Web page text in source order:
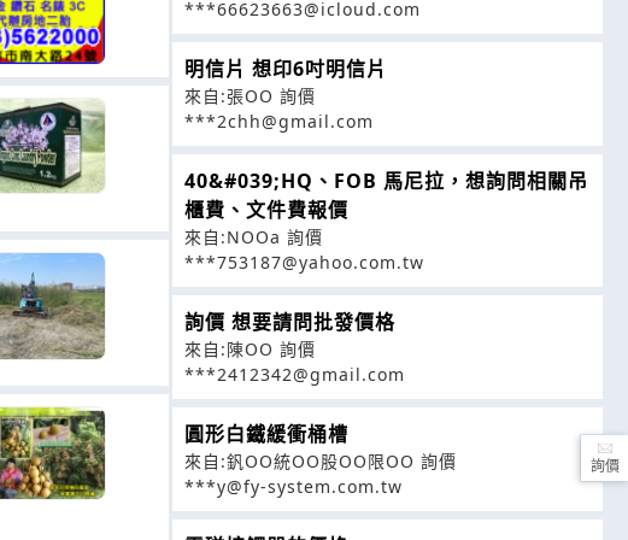
***66623663@icloud.com
明信片 想印6吋明信片
來自:張OO 詢價
***2chh@gmail.com
40&#039;HQ、FOB 馬尼拉，想詢問相關吊
櫃費、文件費報價
來自:NOOa 詢價
***753187@yahoo.com.tw
詢價 想要請問批發價格
來自:陳OO 詢價
***2412342@gmail.com
圓形白鐵緩衝桶槽
來自:釩OO統OO股OO限OO 詢價
***y@fy-system.com.tw
詢價